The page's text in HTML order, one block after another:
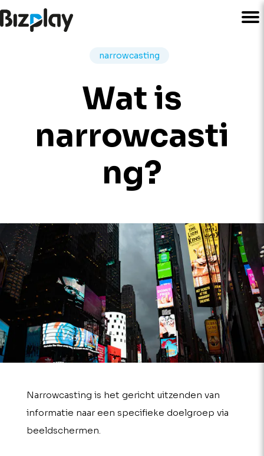
narrowcasting
Wat is
narrowcasti
ng?
Narrowcasting is het gericht uitzenden van
informatie naar een specifieke doelgroep via
beeldschermen.